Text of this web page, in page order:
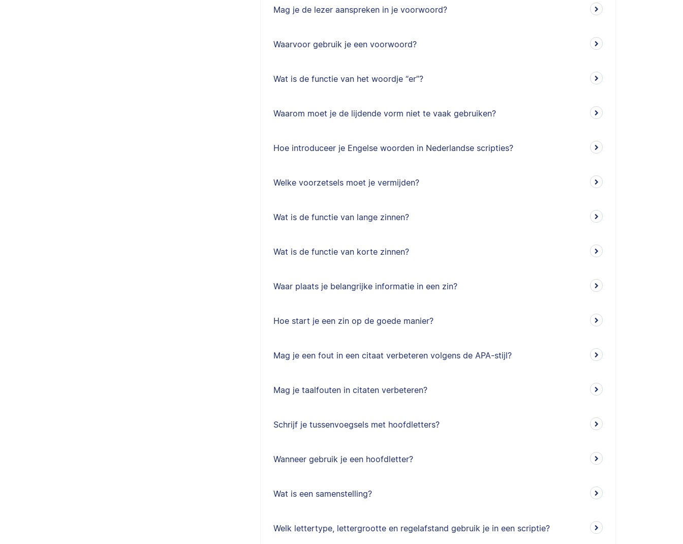
Mag je de lezer aanspreken in je voorwoord?
Waarvoor gebruik je een voorwoord?
Wat is de functie van het woordje “er”?
Waarom moet je de lijdende vorm niet te vaak gebruiken?
Hoe introduceer je Engelse woorden in Nederlandse scripties?
Welke voorzetsels moet je vermijden?
Wat is de functie van lange zinnen?
Wat is de functie van korte zinnen?
Waar plaats je belangrijke informatie in een zin?
Hoe start je een zin op de goede manier?
Mag je een fout in een citaat verbeteren volgens de APA-stijl?
Mag je taalfouten in citaten verbeteren?
Schrijf je tussenvoegsels met hoofdletters?
Wanneer gebruik je een hoofdletter?
Wat is een samenstelling?
Welk lettertype, lettergrootte en regelafstand gebruik je in een scriptie?